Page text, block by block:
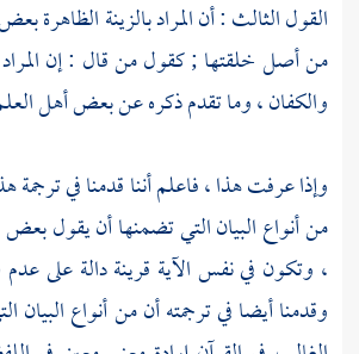
القول الثالث : أن المراد بالزينة الظاهرة
من أصل خلقتها ; كقول من قال : إن المراد
والكفان ، وما تقدم ذكره عن بعض أهل
وإذا عرفت هذا ، فاعلم أننا قدمنا في ترجمة
من أنواع البيان التي تضمنها أن يقول بعض
، وتكون في نفس الآية قرينة دالة على
وقدمنا أيضا في ترجمته أن من أنواع البيان